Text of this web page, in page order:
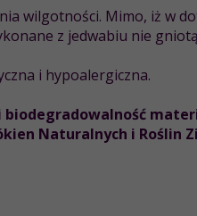
wilgotności. Mimo, iż w
z jedwabiu nie
i hypoalergiczna.
Naturalnych i Roślin